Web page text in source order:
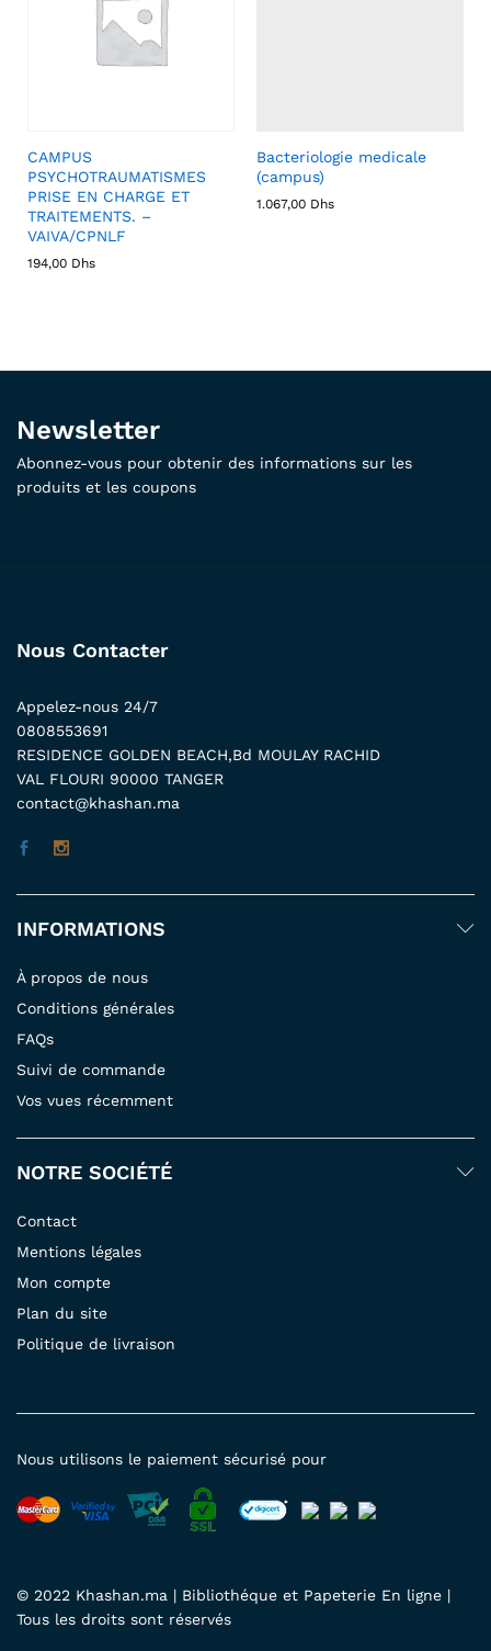
CAMPUS
PSYCHOTRAUMATISMES
PRISE EN CHARGE ET
TRAITEMENTS. –
VAIVA/CPNLF
194,00 Dhs
Bacteriologie medicale
(campus)
1.067,00 Dhs
Newsletter
Abonnez-vous pour obtenir des informations sur les
produits et les coupons
Nous Contacter
Appelez-nous 24/7
0808553691
RESIDENCE GOLDEN BEACH,Bd MOULAY RACHID
VAL FLOURI 90000 TANGER
contact@khashan.ma
INFORMATIONS
À propos de nous
Conditions générales
FAQs
Suivi de commande
Vos vues récemment
NOTRE SOCIÉTÉ
Contact
Mentions légales
Mon compte
Plan du site
Politique de livraison
© 2022 Khashan.ma | Bibliothéque et Papeterie En ligne |
Tous les droits sont réservés
Nous utilisons le paiement sécurisé pour